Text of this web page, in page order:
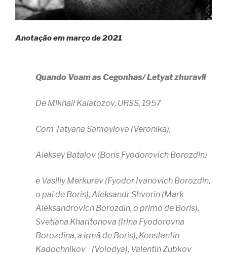
Anotação em março de 2021
Quando Voam as Cegonhas/ Letyat zhuravli
De Mikhail Kalatozov, URSS, 1957
Com Tatyana Samoylova (Veronika),
Aleksey Batalov (Boris Fyodorovich Borozdin)
e Vasiliy Merkurev (Fyodor Ivanovich Borozdin,
o pai de Boris), Aleksandr Shvorin (Mark
Aleksandrovich Borozdin, o primo de Boris),
Svetlana Kharitonova (Irina Fyodorovna
Borozdina, a irmã de Boris), Konstantin
Kadochnikov (Volodya), Valentin Zubkov